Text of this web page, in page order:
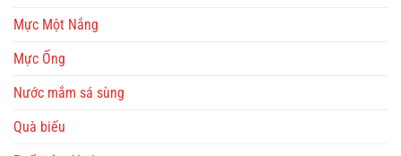
Mực Một Nắng
Mực Ống
Nước mắm sá sùng
Quà biếu